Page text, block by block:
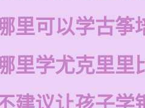
里可以学古筝
里学尤克里里